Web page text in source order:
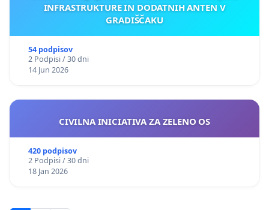
INFRASTRUKTURE IN DODATNIH ANTEN V
GRADIŠČAKU
54 podpisov
2 Podpisi / 30 dni
14 Jun 2026
CIVILNA INICIATIVA ZA ZELENO OS
420 podpisov
2 Podpisi / 30 dni
18 Jan 2026